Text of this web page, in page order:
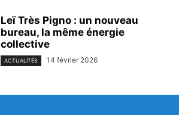
Leï Très Pigno : un nouveau
bureau, la même énergie
collective
ACTUALITÉS 14 février 2026